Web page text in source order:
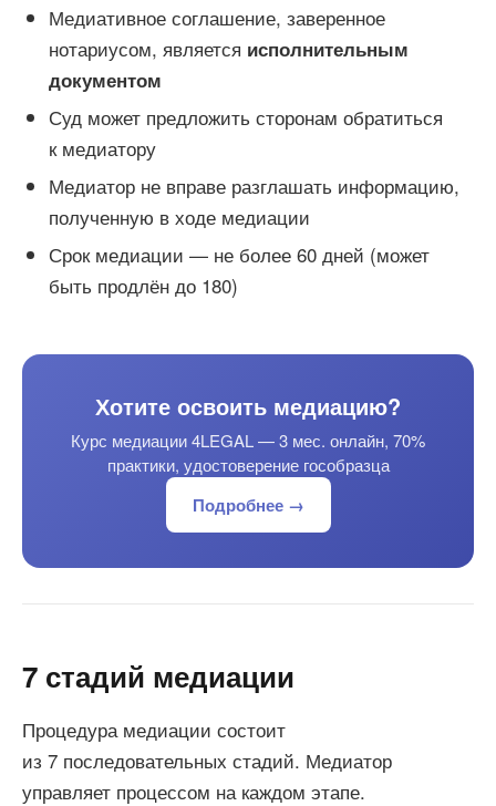
Медиативное соглашение, заверенное
нотариусом, является исполнительным
документом
Суд может предложить сторонам обратиться
к медиатору
Медиатор не вправе разглашать информацию,
полученную в ходе медиации
Срок медиации — не более 60 дней (может
быть продлён до 180)
Хотите освоить медиацию?
Курс медиации 4LEGAL — 3 мес. онлайн, 70%
практики, удостоверение гособразца
Подробнее →
7 стадий медиации
Процедура медиации состоит
из 7 последовательных стадий. Медиатор
управляет процессом на каждом этапе.